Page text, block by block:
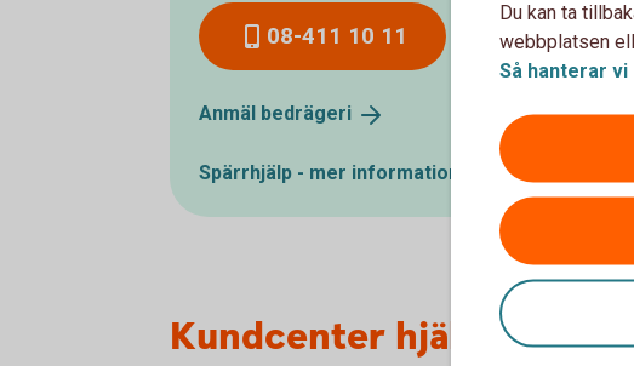
08-411 10 11
Anmäl bedrägeri
Spärrhjälp - mer information
Kundcenter hjälper dig
Du kan ta
webbplatsen
Så hanterar vi